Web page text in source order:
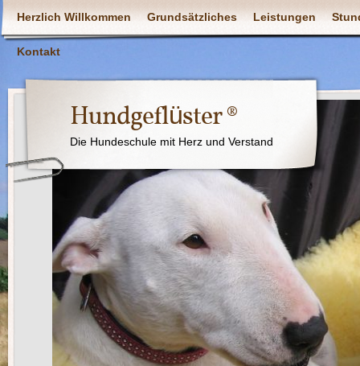
Herzlich Willkommen Grundsätzliches Leistungen
Kontakt
Hundgeflüster ®
Die Hundeschule mit Herz und Verstand